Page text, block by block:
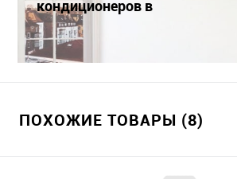
кондиционеров в
Краснодаре
ПОХОЖИЕ ТОВАРЫ (8)